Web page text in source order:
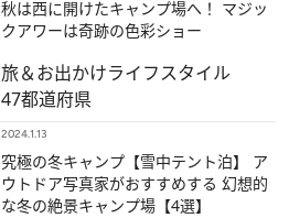
秋は西に開けたキャンプ場へ！ マジッ
クアワーは奇跡の色彩ショー
旅＆お出かけライフスタイル
47都道府県
2024.1.13
究極の冬キャンプ【雪中テント泊】 ア
ウトドア写真家がおすすめする 幻想的
な冬の絶景キャンプ場【4選】